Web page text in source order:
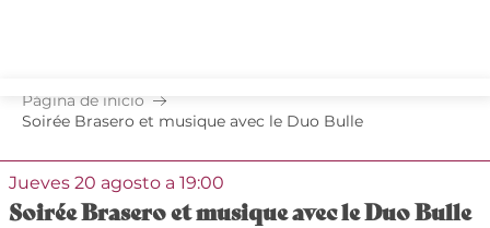
principal
Página de inicio
Soirée Brasero et musique avec le Duo Bulle
Jueves 20 agosto a 19:00
Soirée Brasero et musique avec le Duo Bulle